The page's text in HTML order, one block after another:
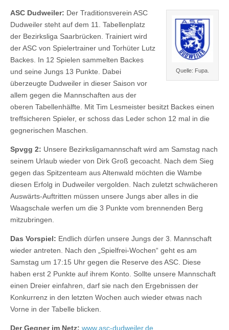
Quelle: Fupa.
ASC Dudweiler: Der Traditionsverein ASC
Dudweiler steht auf dem 11. Tabellenplatz
der Bezirksliga Saarbrücken. Trainiert wird
der ASC von Spielertrainer und Torhüter Lutz
Backes. In 12 Spielen sammelten Backes
und seine Jungs 13 Punkte. Dabei
überzeugte Dudweiler in dieser Saison vor
allem gegen die Mannschaften aus der
oberen Tabellenhälfte. Mit Tim Lesmeister besitzt Backes einen
treffsicheren Spieler, er schoss das Leder schon 12 mal in die
gegnerischen Maschen.
Spvgg 2: Unsere Bezirksligamannschaft wird am Samstag nach
seinem Urlaub wieder von Dirk Groß gecoacht. Nach dem Sieg
gegen das Spitzenteam aus Altenwald möchten die Wambe
diesen Erfolg in Dudweiler vergolden. Nach zuletzt schwächeren
Auswärts-Auftritten müssen unsere Jungs aber alles in die
Waagschale werfen um die 3 Punkte vom brennenden Berg
mitzubringen.
Das Vorspiel: Endlich dürfen unsere Jungs der 3. Mannschaft
wieder antreten. Nach den „Spielfrei-Wochen“ geht es am
Samstag um 17:15 Uhr gegen die Reserve des ASC. Diese
haben erst 2 Punkte auf ihrem Konto. Sollte unsere Mannschaft
einen Dreier einfahren, darf sie nach den Ergebnissen der
Konkurrenz in den letzten Wochen auch wieder etwas nach
Vorne in der Tabelle blicken.
Der Gegner im Netz: www.asc-dudweiler.de